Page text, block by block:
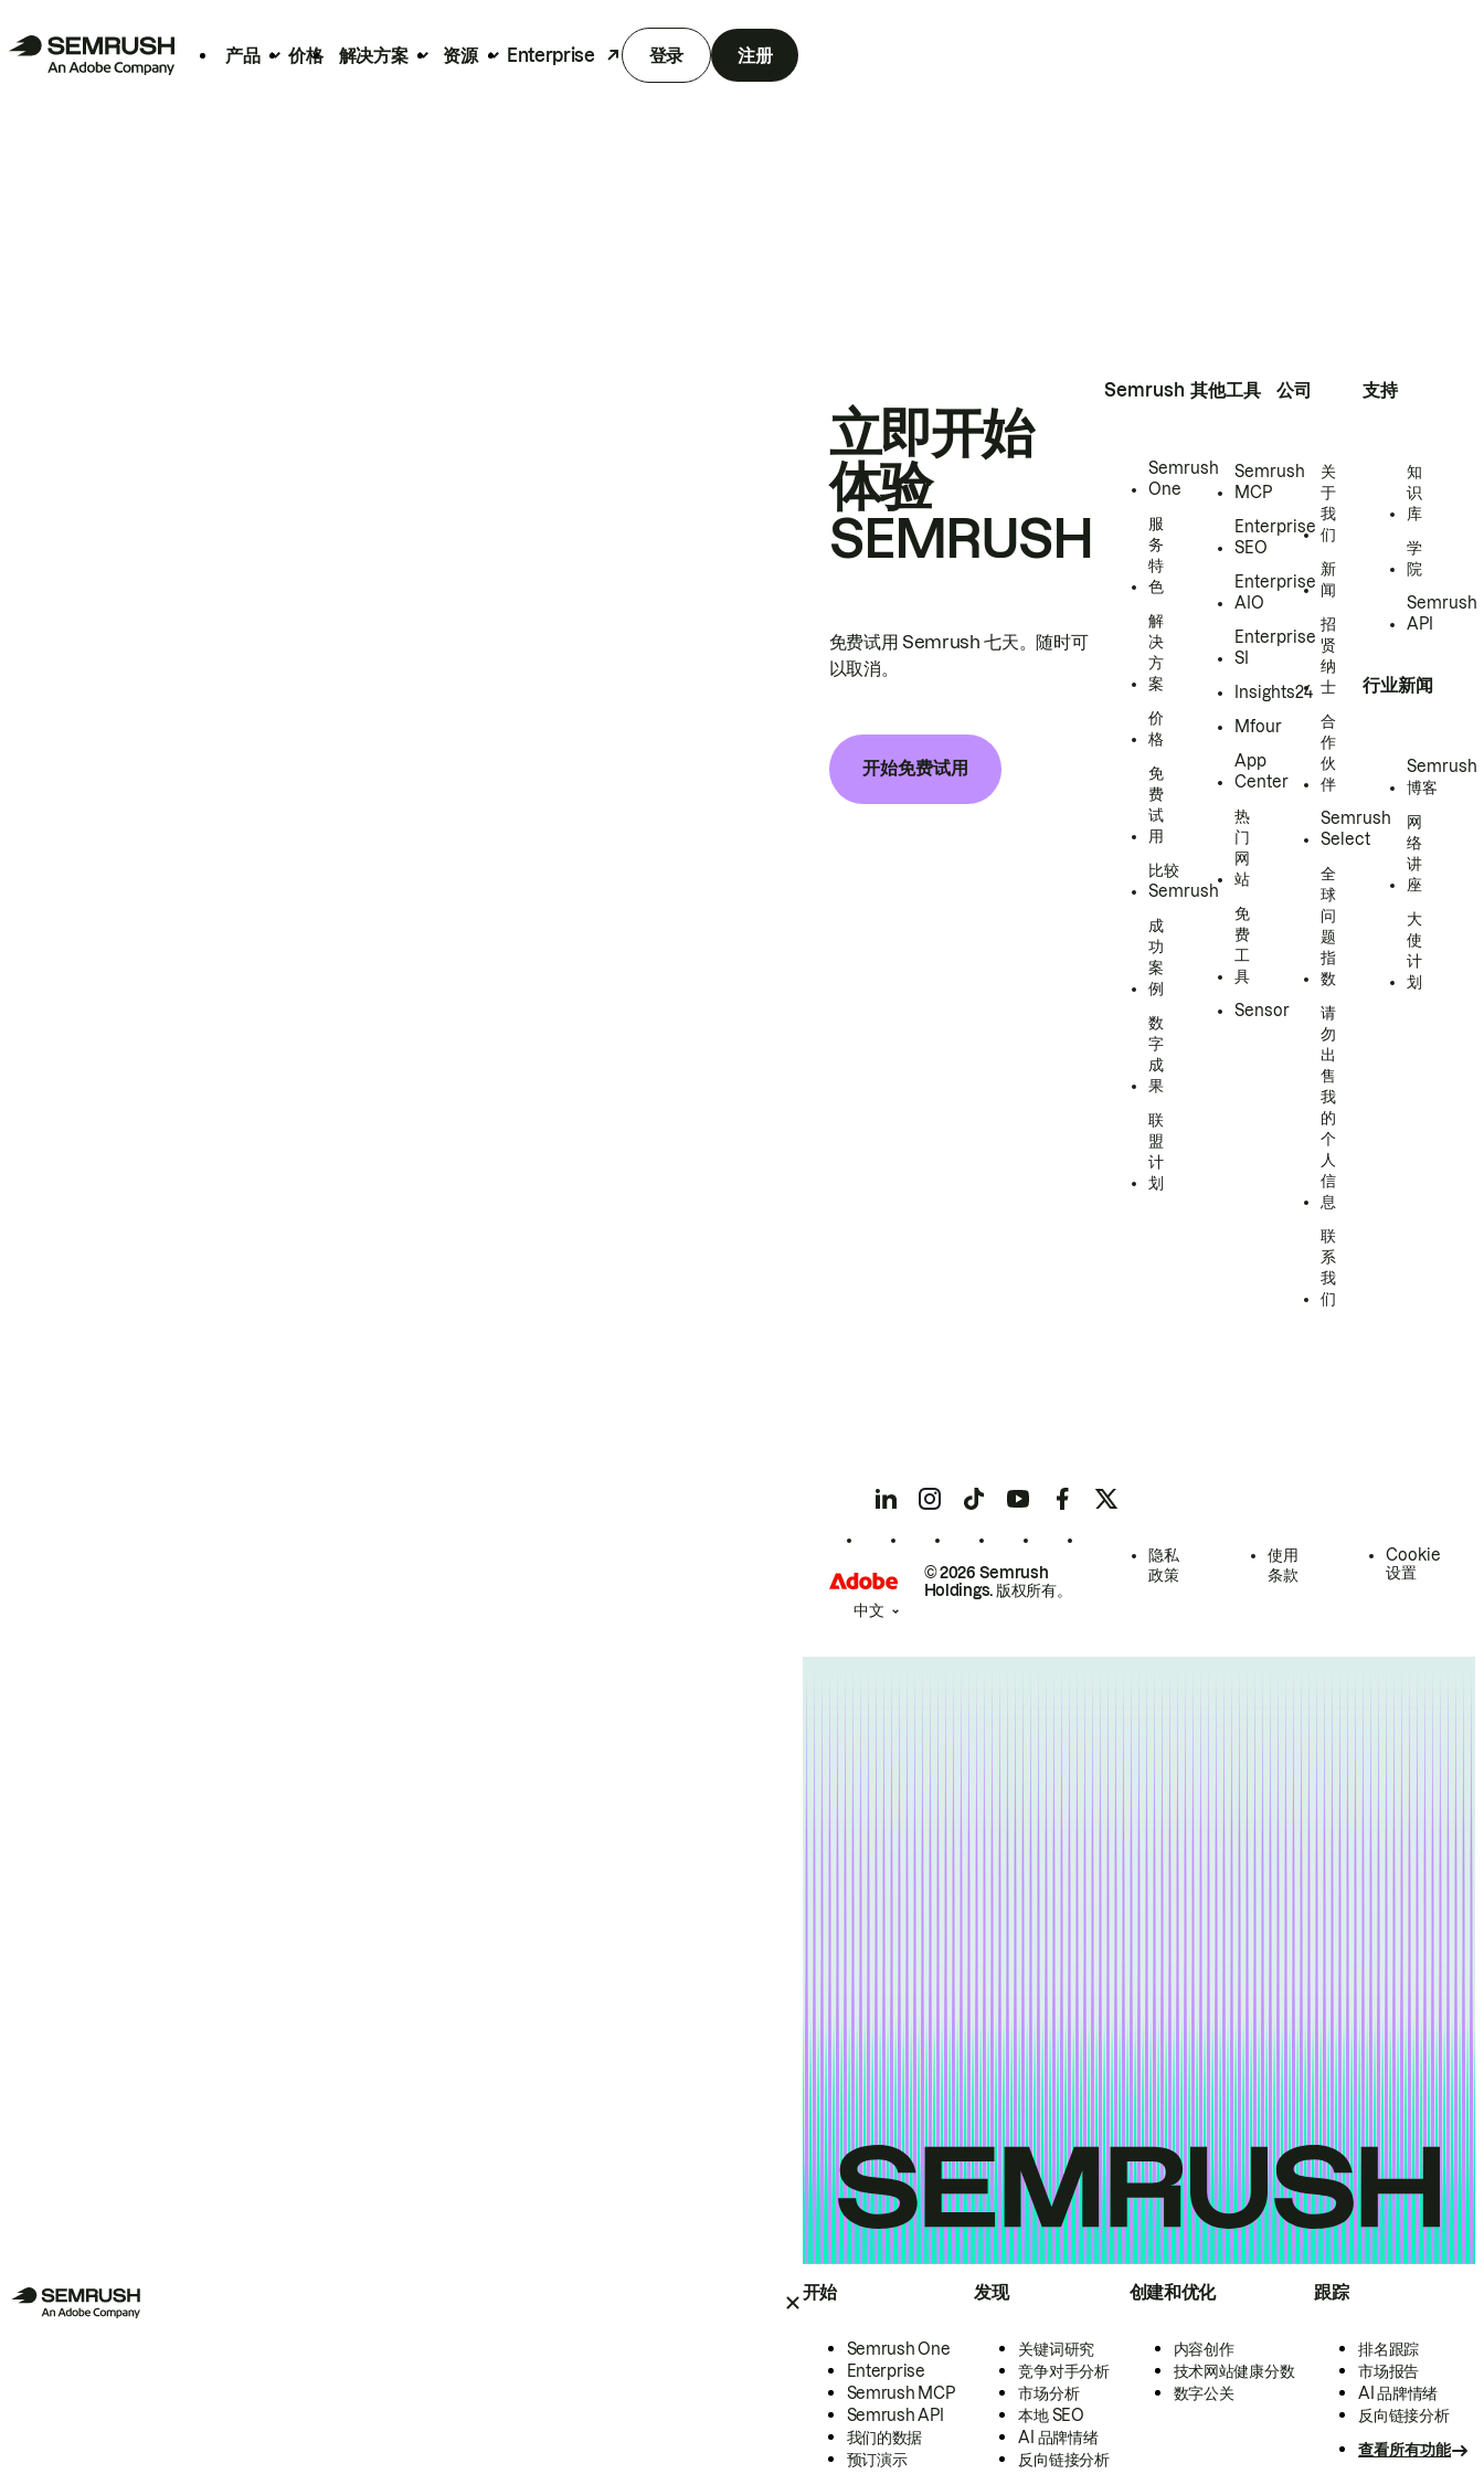
产品 价格 解决方案 资源 Enterprise 登录 注册
开始
Semrush One
Enterprise
Semrush MCP
Semrush API
我们的数据
预订演示
发现
关键词研究
竞争对手分析
市场分析
本地 SEO
AI 品牌情绪
反向链接分析
创建和优化
内容创作
技术网站健康分数
数字公关
跟踪
排名跟踪
市场报告
AI 品牌情绪
反向链接分析
查看所有功能
立即开始
体验
SEMRUSH
免费试用 Semrush 七天。随时可
以取消。
开始免费试用
Semrush
Semrush
One
服
务
特
色
解
决
方
案
价
格
免
费
试
用
比较
Semrush
成
功
案
例
数
字
成
果
联
盟
计
划
其他工具
Semrush
MCP
Enterprise
SEO
Enterprise
AIO
Enterprise
SI
Insights24
Mfour
App
Center
热
门
网
站
免
费
工
具
Sensor
公司
关
于
我
们
新
闻
招
贤
纳
士
合
作
伙
伴
Semrush
Select
全
球
问
题
指
数
请
勿
出
售
我
的
个
人
信
息
联
系
我
们
支持
知
识
库
学
院
Semrush
API
行业新闻
Semrush
博客
网
络
讲
座
大
使
计
划
© 2026 Semrush
Holdings. 版权所有。
隐私
政策
使用
条款
Cookie
设置
中文